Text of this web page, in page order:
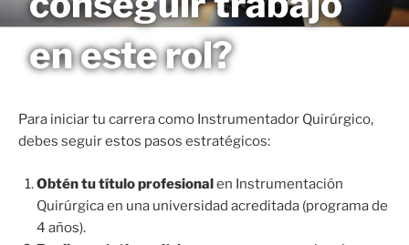
Saltar
al
contenido
MAGNETO
en este rol?
Para iniciar tu carrera como Instrumentador Quirúrgico,
debes seguir estos pasos estratégicos:
Obtén tu título profesionalen Instrumentación
Quirúrgica en una universidad acreditada (programa de
4 años).